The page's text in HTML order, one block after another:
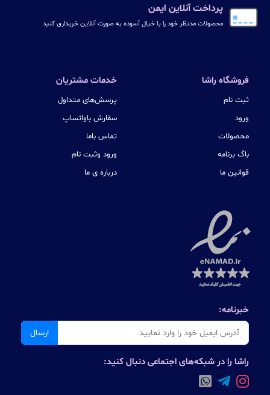
پرداخت آنلاین ایمن
محصولات مدنظر خود را با خیال آسوده به صورت آنلاین خریداری کنید
فروشگاه راشا
ثبت نام
ورود
محصولات
باگ برنامه
قوانین ما
خدمات مشتریان
پرسش‌های متداول
سفارش باواتساپ
تماس باما
ورود وثبت نام
درباره ی ما
خبرنامه:
ارسال
راشا را در شبکه‌های اجتماعی دنبال کنید: